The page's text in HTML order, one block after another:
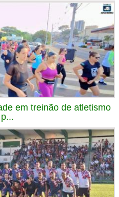
em treinão de atletismo